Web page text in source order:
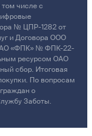
числе с
№ ЦПР-1282 от
и Договора ООО
АО «ФПК» № ФПК-22-
ресурсом ОАО
сбор. Итоговая
По вопросам
о
Заботы.